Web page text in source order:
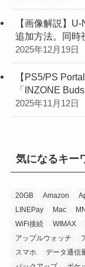
【画像解説】
追加方法。同時
2025年12月19日
【PS5/PS
「INZONE
2025年11月12日
気になるキー
20GB Amazon
LINEPay
Mac
WiFi接続
WIMAX
アップルウォッチ
スマホ
データ通信